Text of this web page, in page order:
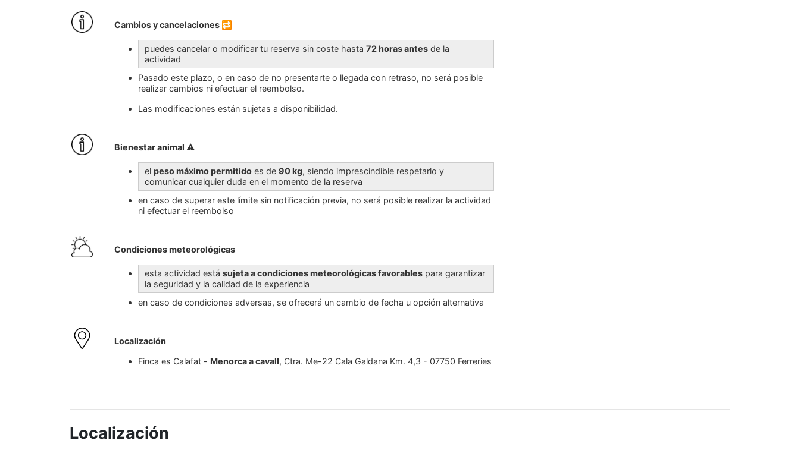
Cambios y cancelaciones 🔁
puedes cancelar o modificar tu reserva sin coste hasta72 horas antes de la
actividad
Pasado este plazo, o en caso de no presentarte o llegada con retraso, no será posible
realizar cambios ni efectuar el reembolso.
Las modificaciones están sujetas a disponibilidad.
Bienestar animal ⚠️
elpeso máximo permitido es de90 kg, siendo imprescindible respetarlo y
comunicar cualquier duda en el momento de la reserva
en caso de superar este límite sin notificación previa, no será posible realizar la actividad
ni efectuar el reembolso
Condiciones meteorológicas
esta actividad estásujeta a condiciones meteorológicasfavorables para garantizar
la seguridad y la calidad de la experiencia
en caso de condiciones adversas, se ofrecerá un cambio de fecha u opción alternativa
Localización
Finca es Calafat - Menorca a cavall, Ctra. Me-22 Cala Galdana Km. 4,3 - 07750 Ferreries
Localización